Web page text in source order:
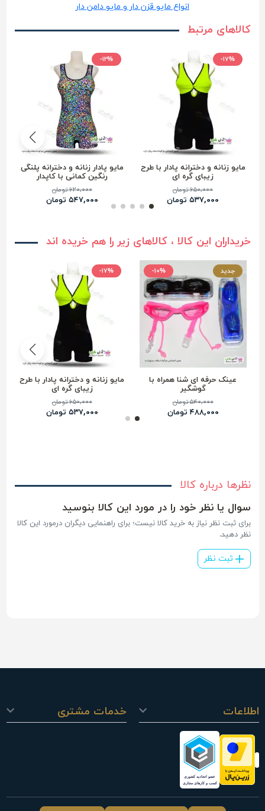
انواع مایو قزن دار و مایو دامن دار
کالاهای مرتبط
-۱۷%
مایو زنانه و دخترانه پادار با طرح
زیبای گره ای
۶۵۰,۰۰۰ تومان
۵۳۷,۰۰۰ تومان
-۱۲%
مایو پادار زنانه و دخترانه پلنگی
رنگین کمانی با کاپدار
۶۲۰,۰۰۰ تومان
۵۴۷,۰۰۰ تومان
خریداران این کالا ، کالاهای زیر را هم خریده اند
جدید -۱۰%
عینک حرفه ای شنا همراه با
گوشگیر
۵۴۰,۰۰۰ تومان
۴۸۸,۰۰۰ تومان
-۱۷%
مایو زنانه و دخترانه پادار با طرح
زیبای گره ای
۶۵۰,۰۰۰ تومان
۵۳۷,۰۰۰ تومان
نظرها درباره کالا
سوال یا نظر خود را در مورد این کالا بنوسید
برای ثبت نظر نیاز به خرید کالا نیست؛ برای راهنمایی دیگران درمورد این کالا
نظر دهید.
ثبت نظر
اطلاعات خدمات مشتری